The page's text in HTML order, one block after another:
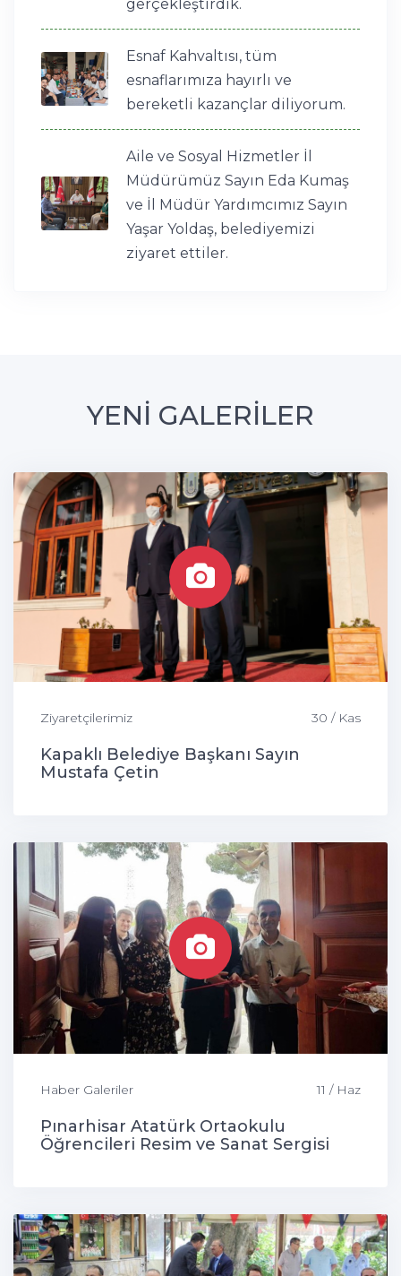
gerçekleştirdik.
Esnaf Kahvaltısı, tüm
esnaflarımıza hayırlı ve
bereketli kazançlar diliyorum.
Aile ve Sosyal Hizmetler İl
Müdürümüz Sayın Eda Kumaş
ve İl Müdür Yardımcımız Sayın
Yaşar Yoldaş, belediyemizi
ziyaret ettiler.
YENİ GALERİLER
Ziyaretçilerimiz 30 / Kas
Kapaklı Belediye Başkanı Sayın
Mustafa Çetin
Haber Galeriler 11 / Haz
Pınarhisar Atatürk Ortaokulu
Öğrencileri Resim ve Sanat Sergisi